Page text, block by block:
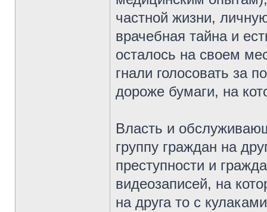
частной жизни,
врачебная тайна и
осталось на своем
гнали голосовать за
дороже бумаги, на
Власть и
группу граждан на
преступности и
видеозаписей, на
на друга то с